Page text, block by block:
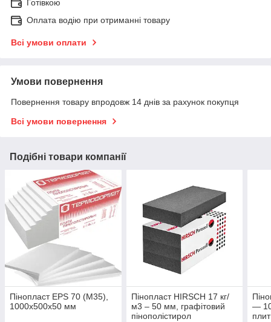
Готівкою
Оплата водію при отриманні товару
Всі умови оплати
Умови повернення
Повернення товару впродовж 14 днів за рахунок покупця
Всі умови повернення
Подібні товари компанії
Пінопласт EPS 70 (M35),
1000х500х50 мм
Пінопласт HIRSCH 17 кг/
м3 – 50 мм, графітовий
пінополістирол
—